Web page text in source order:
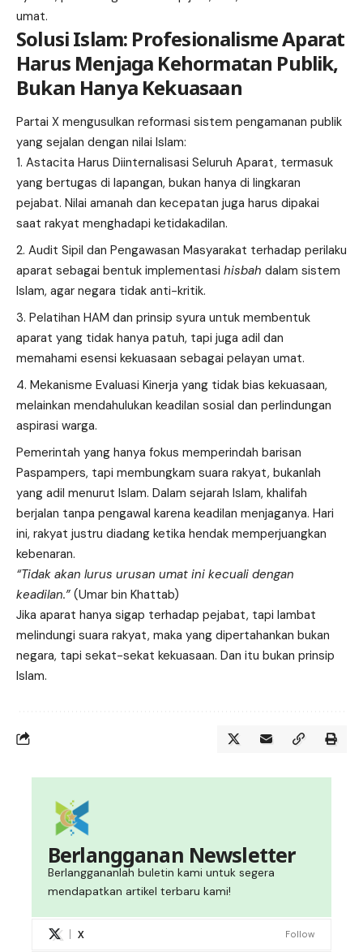
umat.
Solusi Islam: Profesionalisme Aparat
Harus Menjaga Kehormatan Publik,
Bukan Hanya Kekuasaan
Partai X mengusulkan reformasi sistem pengamanan publik
yang sejalan dengan nilai Islam:
Astacita Harus Diinternalisasi Seluruh Aparat, termasuk
yang bertugas di lapangan, bukan hanya di lingkaran
pejabat. Nilai amanah dan kecepatan juga harus dipakai
saat rakyat menghadapi ketidakadilan.
Audit Sipil dan Pengawasan Masyarakat terhadap perilaku
aparat sebagai bentuk implementasi hisbah dalam sistem
Islam, agar negara tidak anti-kritik.
Pelatihan HAM dan prinsip syura untuk membentuk
aparat yang tidak hanya patuh, tapi juga adil dan
memahami esensi kekuasaan sebagai pelayan umat.
Mekanisme Evaluasi Kinerja yang tidak bias kekuasaan,
melainkan mendahulukan keadilan sosial dan perlindungan
aspirasi warga.
Pemerintah yang hanya fokus memperindah barisan
Paspampers, tapi membungkam suara rakyat, bukanlah
yang adil menurut Islam. Dalam sejarah Islam, khalifah
berjalan tanpa pengawal karena keadilan menjaganya. Hari
ini, rakyat justru diadang ketika hendak memperjuangkan
kebenaran.
“Tidak akan lurus urusan umat ini kecuali dengan
keadilan.” (Umar bin Khattab)
Jika aparat hanya sigap terhadap pejabat, tapi lambat
melindungi suara rakyat, maka yang dipertahankan bukan
negara, tapi sekat-sekat kekuasaan. Dan itu bukan prinsip
Islam.
Berlangganan Newsletter
Berlanggananlah buletin kami untuk segera
mendapatkan artikel terbaru kami!
X Follow